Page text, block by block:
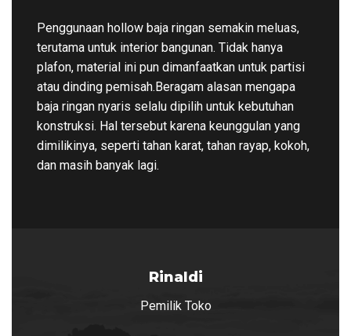
Penggunaan hollow baja ringan semakin meluas,
terutama untuk interior bangunan. Tidak hanya
plafon, material ini pun dimanfaatkan untuk partisi
atau dinding pemisah.Beragam alasan mengapa
baja ringan nyaris selalu dipilih untuk kebutuhan
konstruksi. Hal tersebut karena keunggulan yang
dimilikinya, seperti tahan karat, tahan rayap, kokoh,
dan masih banyak lagi.
Rinaldi
Pemilik Toko